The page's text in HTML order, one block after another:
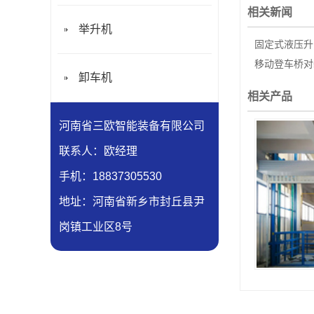
相关新闻
固定式液压
移动登车桥
相关产品
举升机
卸车机
河南省三欧智能装备有限公司
联系人：欧经理
手机：18837305530
地址：河南省新乡市封丘县尹
岗镇工业区8号